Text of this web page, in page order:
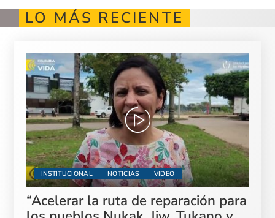
LO MÁS RECIENTE
INSTITUCIONAL NOTICIAS VIDEO
“Acelerar la ruta de reparación para